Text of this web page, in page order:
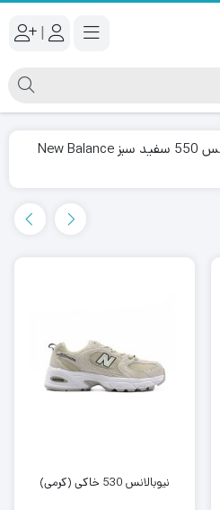
|
کتونی نیوبالانس 550 سفید سبز New Balance
نیوبالانس 530 خاکی (کرمی)